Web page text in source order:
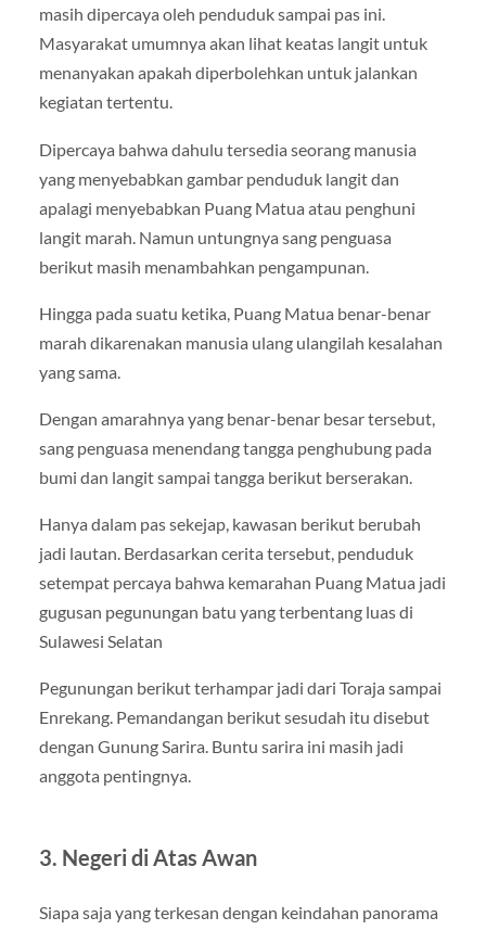
masih dipercaya oleh penduduk sampai pas ini.
Masyarakat umumnya akan lihat keatas langit untuk
menanyakan apakah diperbolehkan untuk jalankan
kegiatan tertentu.
Dipercaya bahwa dahulu tersedia seorang manusia
yang menyebabkan gambar penduduk langit dan
apalagi menyebabkan Puang Matua atau penghuni
langit marah. Namun untungnya sang penguasa
berikut masih menambahkan pengampunan.
Hingga pada suatu ketika, Puang Matua benar-benar
marah dikarenakan manusia ulang ulangilah kesalahan
yang sama.
Dengan amarahnya yang benar-benar besar tersebut,
sang penguasa menendang tangga penghubung pada
bumi dan langit sampai tangga berikut berserakan.
Hanya dalam pas sekejap, kawasan berikut berubah
jadi lautan. Berdasarkan cerita tersebut, penduduk
setempat percaya bahwa kemarahan Puang Matua jadi
gugusan pegunungan batu yang terbentang luas di
Sulawesi Selatan
Pegunungan berikut terhampar jadi dari Toraja sampai
Enrekang. Pemandangan berikut sesudah itu disebut
dengan Gunung Sarira. Buntu sarira ini masih jadi
anggota pentingnya.
3. Negeri di Atas Awan
Siapa saja yang terkesan dengan keindahan panorama